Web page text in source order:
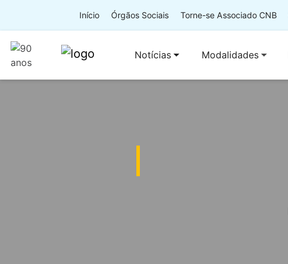
Início Órgãos Sociais Torne-se Associado CNB
Notícias Modalidades